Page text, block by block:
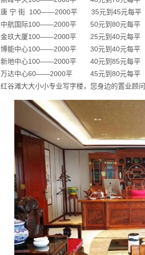
唐 宁 街 100——2000平 35元到45元每平
中航国际100——2000平 50元到80元每平
金玖大厦100——2000平 25元到40元每平
博能中心100——2000平 30元到40元每平
新地中心100——2000平 40元到85元每平
万达中心60——2000平 45元到80元每平
红谷滩大大小小专业写字楼，您身边的置业顾问